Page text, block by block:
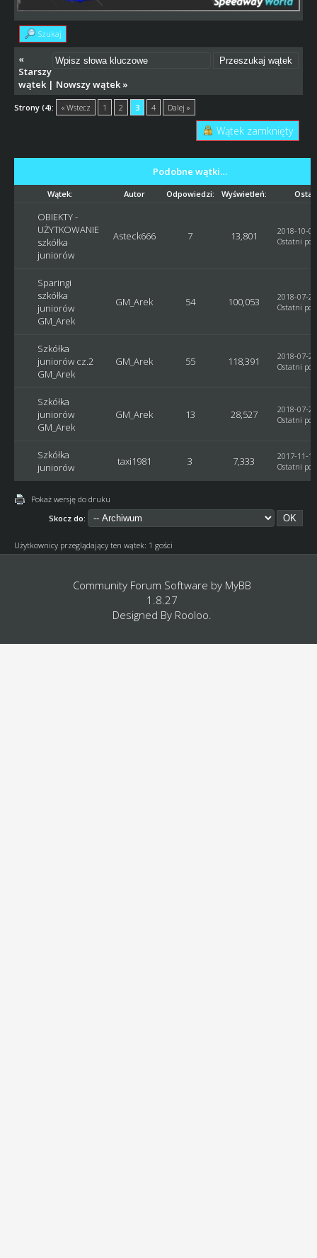
Szukaj
«
Starszy
wątek| Nowszy wątek»
Strony (4): « Wstecz 1 2 3 4 Dalej »
Wątek zamknięty
Podobne wątki…
Wątek: Autor Odpowiedzi: Wyświetleń:
OBIEKTY -
UŻYTKOWANIE
szkółka
juniorów
Asteck666 7 13,801
2018-10-
Ostatni
Sparingi
szkółka
juniorów
GM_Arek
GM_Arek 54 100,053
2018-07-
Ostatni
Szkółka
juniorów cz.2
GM_Arek
GM_Arek 55 118,391
2018-07-
Ostatni
Szkółka
juniorów
GM_Arek
GM_Arek 13 28,527
2018-07-
Ostatni
Szkółka
juniorów
taxi1981 3 7,333
2017-11-
Ostatni
Pokaż wersję do druku
Skocz do:
Użytkownicy przeglądający ten wątek: 1 gości
Community Forum Software by MyBB
1.8.27
Designed By Rooloo.